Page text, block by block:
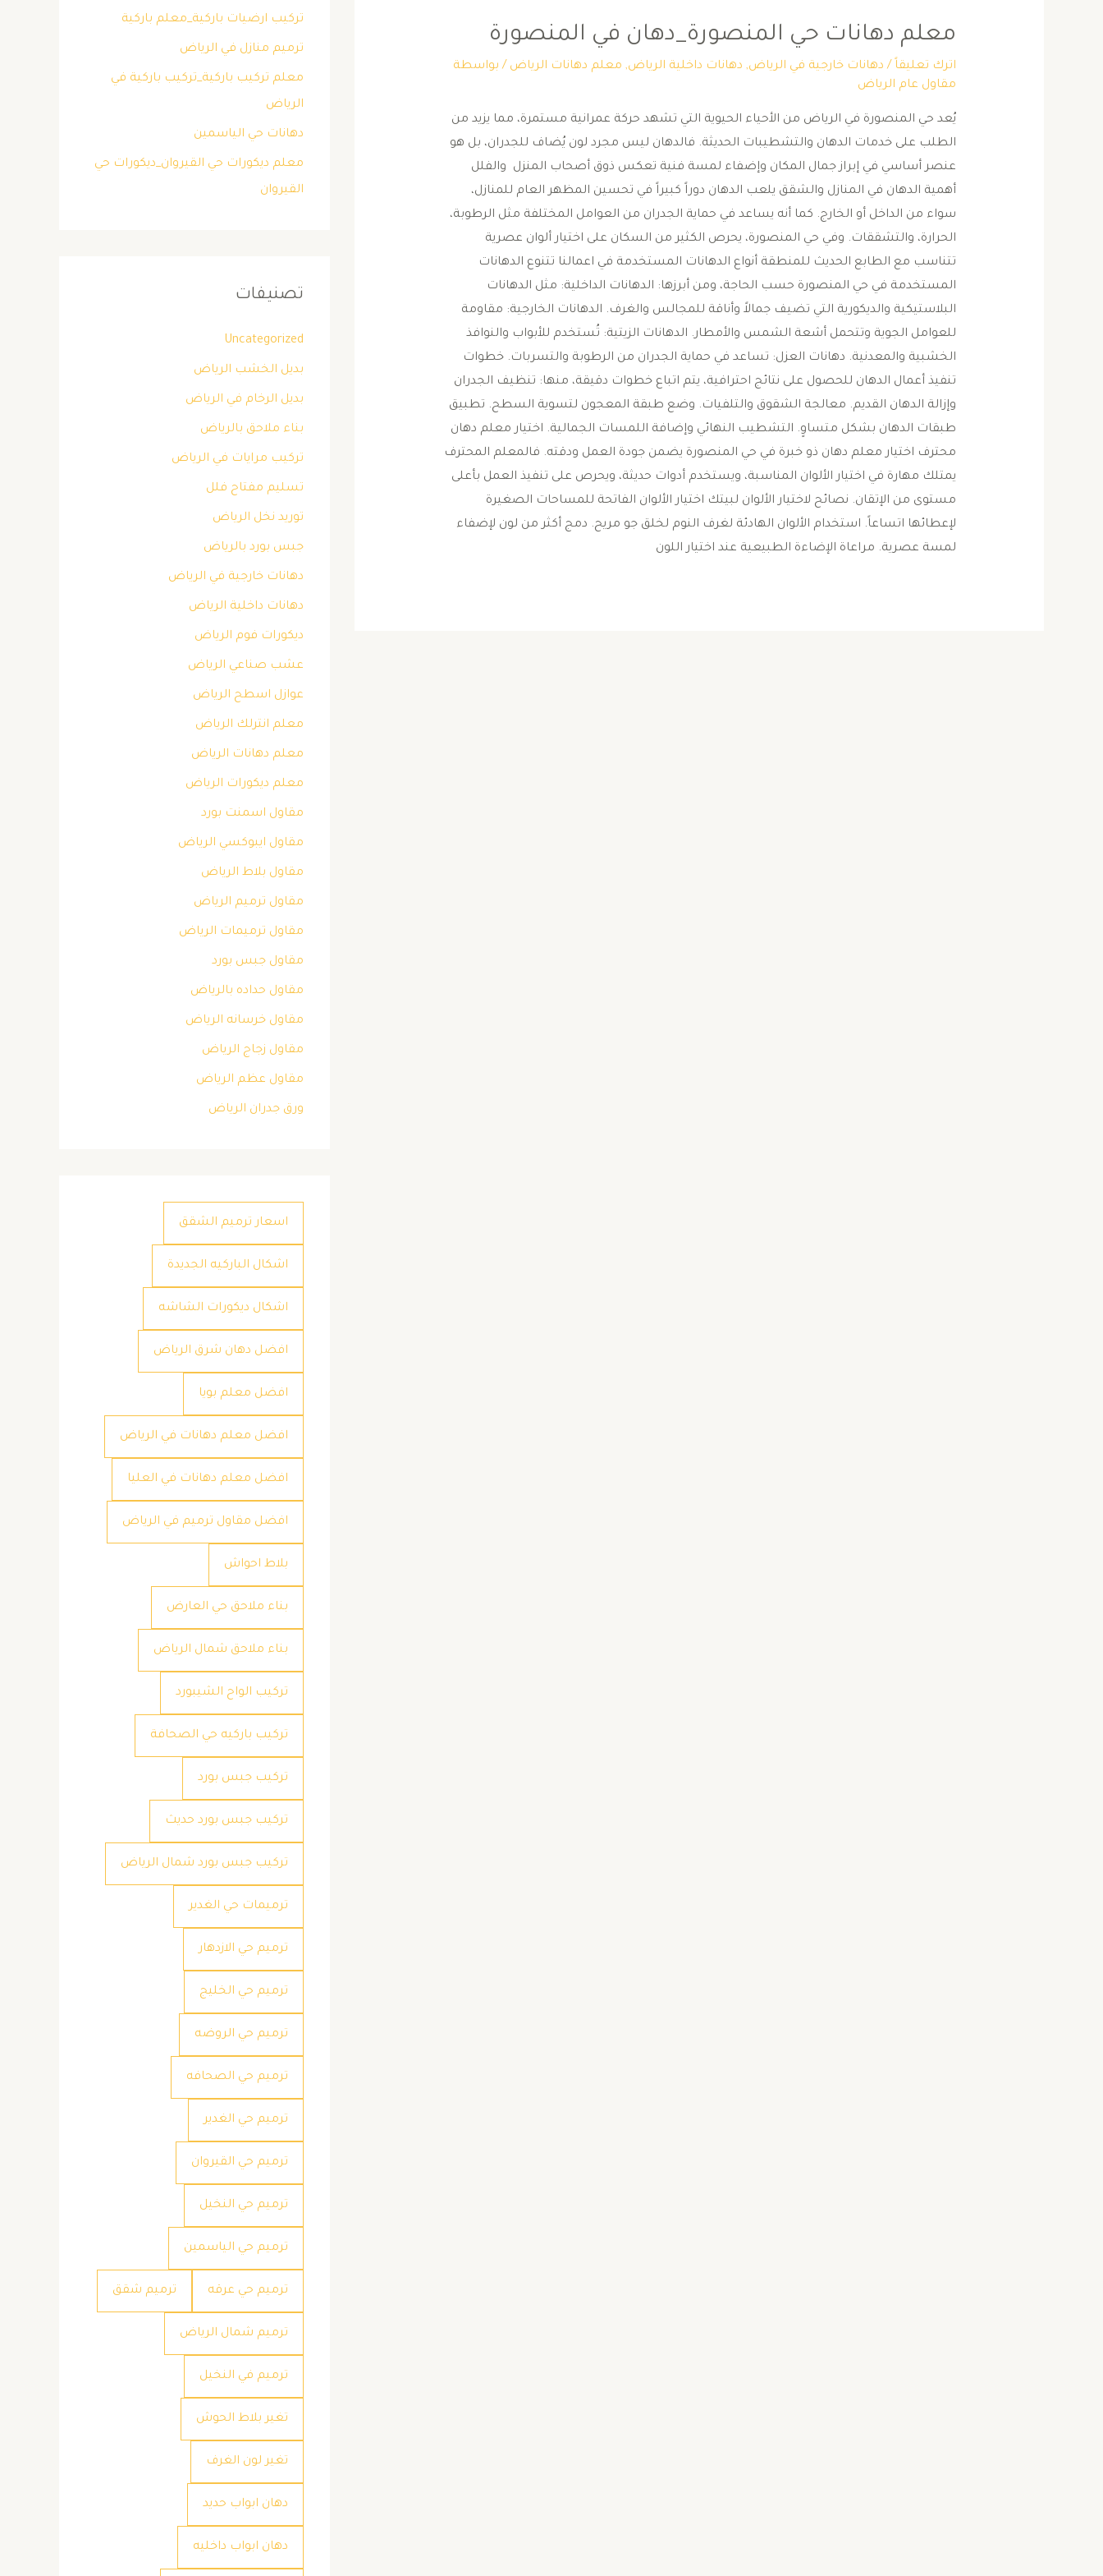
معلم دهانات حي المنصورة_دهان في المنصورة
اترك تعليقاً / دهانات خارجية في الرياض, دهانات داخلية الرياض, معلم دهانات الرياض / بواسطة
مقاول عام الرياض
يُعد حي المنصورة في الرياض من الأحياء الحيوية التي تشهد حركة عمرانية مستمرة، مما يزيد من
الطلب على خدمات الدهان والتشطيبات الحديثة. فالدهان ليس مجرد لون يُضاف للجدران، بل هو
عنصر أساسي في إبراز جمال المكان وإضفاء لمسة فنية تعكس ذوق أصحاب المنزل والفلل
أهمية الدهان في المنازل والشقق يلعب الدهان دوراً كبيراً في تحسين المظهر العام للمنازل،
سواء من الداخل أو الخارج. كما أنه يساعد في حماية الجدران من العوامل المختلفة مثل الرطوبة،
الحرارة، والتشققات. وفي حي المنصورة، يحرص الكثير من السكان على اختيار ألوان عصرية
تتناسب مع الطابع الحديث للمنطقة أنواع الدهانات المستخدمة في اعمالنا تتنوع الدهانات
المستخدمة في حي المنصورة حسب الحاجة، ومن أبرزها: الدهانات الداخلية: مثل الدهانات
البلاستيكية والديكورية التي تضيف جمالاً وأناقة للمجالس والغرف. الدهانات الخارجية: مقاومة
للعوامل الجوية وتتحمل أشعة الشمس والأمطار. الدهانات الزيتية: تُستخدم للأبواب والنوافذ
الخشبية والمعدنية. دهانات العزل: تساعد في حماية الجدران من الرطوبة والتسربات. خطوات
تنفيذ أعمال الدهان للحصول على نتائج احترافية، يتم اتباع خطوات دقيقة، منها: تنظيف الجدران
وإزالة الدهان القديم. معالجة الشقوق والتلفيات. وضع طبقة المعجون لتسوية السطح. تطبيق
طبقات الدهان بشكل متساوٍ. التشطيب النهائي وإضافة اللمسات الجمالية. اختيار معلم دهان
محترف اختيار معلم دهان ذو خبرة في حي المنصورة يضمن جودة العمل ودقته. فالمعلم المحترف
يمتلك مهارة في اختيار الألوان المناسبة، ويستخدم أدوات حديثة، ويحرص على تنفيذ العمل بأعلى
مستوى من الإتقان. نصائح لاختيار الألوان لبيتك اختيار الألوان الفاتحة للمساحات الصغيرة
لإعطائها اتساعاً. استخدام الألوان الهادئة لغرف النوم لخلق جو مريح. دمج أكثر من لون لإضفاء
لمسة عصرية. مراعاة الإضاءة الطبيعية عند اختيار اللون
تركيب ارضيات باركية_معلم باركية
ترميم منازل في الرياض
معلم تركيب باركية_تركيب باركية في
الرياض
دهانات حي الياسمين
معلم ديكورات حي القيروان_ديكورات حي
القيروان
تصنيفات
Uncategorized
بديل الخشب الرياض
بديل الرخام في الرياض
بناء ملاحق بالرياض
تركيب مرايات في الرياض
تسليم مفتاح فلل
توريد نخل الرياض
جبس بورد بالرياض
دهانات خارجية في الرياض
دهانات داخلية الرياض
ديكورات فوم الرياض
عشب صناعي الرياض
عوازل اسطح الرياض
معلم انترلك الرياض
معلم دهانات الرياض
معلم ديكورات الرياض
مقاول اسمنت بورد
مقاول ايبوكسي الرياض
مقاول بلاط الرياض
مقاول ترميم الرياض
مقاول ترميمات الرياض
مقاول جبس بورد
مقاول حداده بالرياض
مقاول خرسانه الرياض
مقاول زجاج الرياض
مقاول عظم الرياض
ورق جدران الرياض
اسعار ترميم الشقق
اشكال الباركيه الجديدة
اشكال ديكورات الشاشه
افضل دهان شرق الرياض
افضل معلم بويا
افضل معلم دهانات في الرياض
افضل معلم دهانات في العليا
افضل مقاول ترميم في الرياض
بلاط احواش
بناء ملاحق حي العارض
بناء ملاحق شمال الرياض
تركيب الواح الشيبورد
تركيب باركيه حي الصحافة
تركيب جبس بورد
تركيب جبس بورد حديث
تركيب جبس بورد شمال الرياض
ترميمات حي الغدير
ترميم حي الازدهار
ترميم حي الخليج
ترميم حي الروضه
ترميم حي الصحافه
ترميم حي الغدير
ترميم حي القيروان
ترميم حي النخيل
ترميم حي الياسمين
ترميم حي عرقه ترميم شقق
ترميم شمال الرياض
ترميم في النخيل
تغير بلاط الحوش
تغير لون الغرف
دهان ابواب حديد
دهان ابواب داخليه